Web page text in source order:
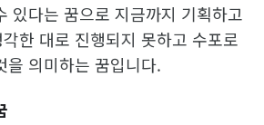
있다는 꿈으로 지금까지 기획하고
한 대로 진행되지 못하고 수포로
을 의미하는 꿈입니다.